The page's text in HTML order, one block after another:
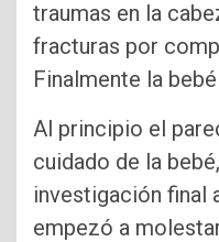
traumas en la
fracturas por
Finalmente la
Al principio el
cuidado de la
investigación final
empezó a